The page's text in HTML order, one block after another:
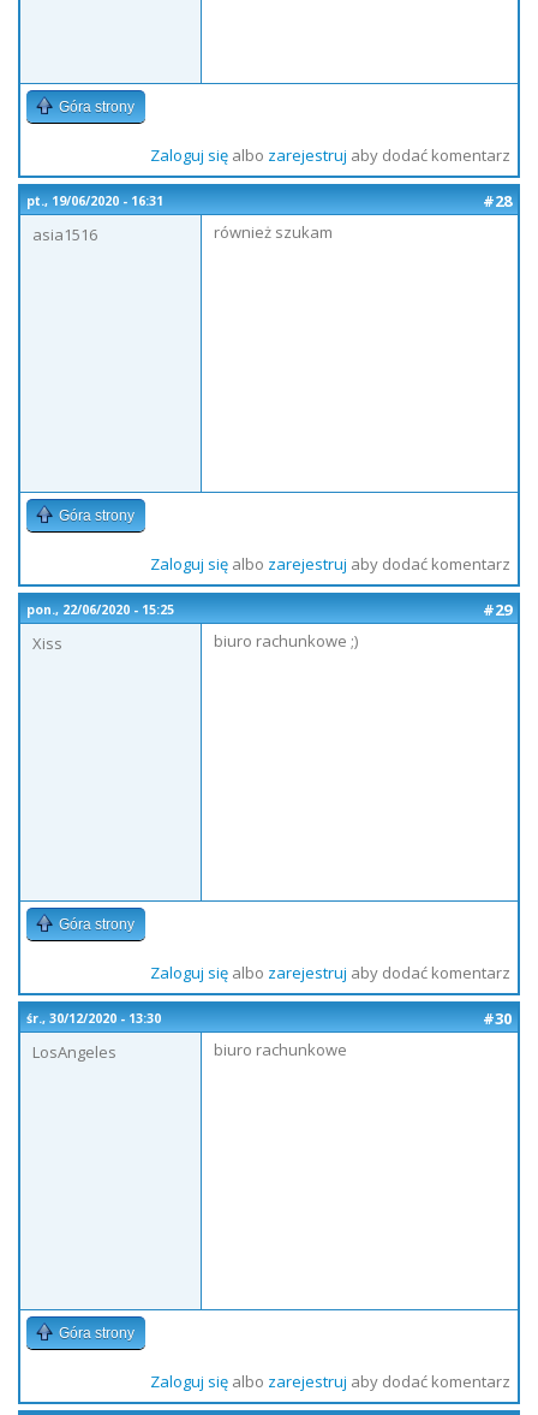
Góra strony
Zaloguj sięalbo zarejestruj aby dodać komentarz
pt., 19/06/2020 - 16:31
#28
asia1516
również szukam
Góra strony
Zaloguj sięalbo zarejestruj aby dodać komentarz
pon., 22/06/2020 - 15:25
#29
Xiss
biuro rachunkowe ;)
Góra strony
Zaloguj sięalbo zarejestruj aby dodać komentarz
śr., 30/12/2020 - 13:30
#30
LosAngeles
biuro rachunkowe
Góra strony
Zaloguj sięalbo zarejestruj aby dodać komentarz